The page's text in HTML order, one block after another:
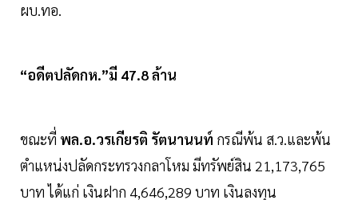
ผบ.ทอ.
“อดีตปลัดกห.”มี 47.8 ล้าน
ขณะที่ พล.อ.วรเกียรติ รัตนานนท์ กรณีพ้น ส.ว.และพ้น
ตำแหน่งปลัดกระทรวงกลาโหม มีทรัพย์สิน 21,173,765
บาท ได้แก่ เงินฝาก 4,646,289 บาท เงินลงทุน